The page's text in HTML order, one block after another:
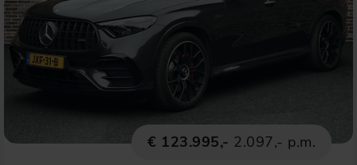
€ 123.995,- 2.097,- p.m.